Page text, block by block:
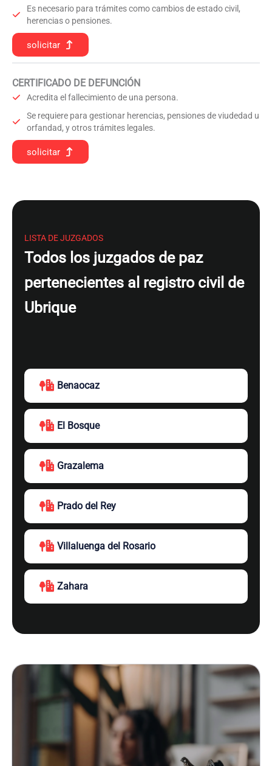
Es necesario para trámites como cambios de estado civil,
herencias o pensiones.
solicitar
CERTIFICADO DE DEFUNCIÓN
Acredita el fallecimiento de una persona.
Se requiere para gestionar herencias, pensiones de viudedad u
orfandad, y otros trámites legales.
solicitar
LISTA DE JUZGADOS
Todos los juzgados de paz
pertenecientes al registro civil de
Ubrique
Benaocaz
El Bosque
Grazalema
Prado del Rey
Villaluenga del Rosario
Zahara